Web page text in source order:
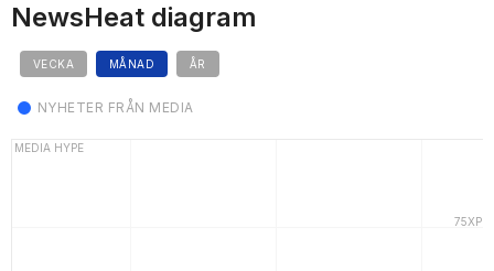
NewsHeat diagram
VECKA MÅNAD ÅR
NYHETER FRÅN MEDIA